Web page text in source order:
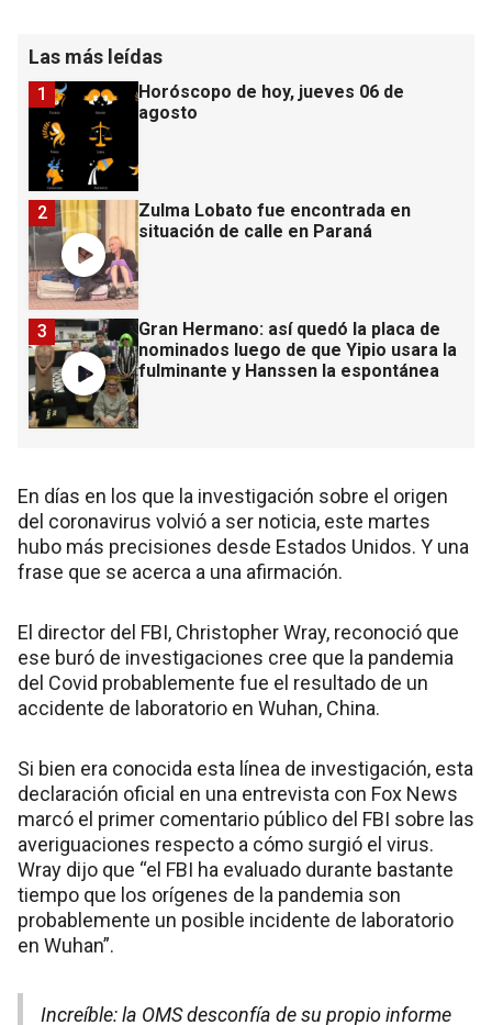
Las más leídas
Horóscopo de hoy, jueves 06 de
agosto
1
Zulma Lobato fue encontrada en
situación de calle en Paraná
2
Gran Hermano: así quedó la placa de
nominados luego de que Yipio usara la
fulminante y Hanssen la espontánea
3
En días en los que la investigación sobre el origen
del coronavirus volvió a ser noticia, este martes
hubo más precisiones desde Estados Unidos. Y una
frase que se acerca a una afirmación.
El director del FBI, Christopher Wray, reconoció que
ese buró de investigaciones cree que la pandemia
del Covid probablemente fue el resultado de un
accidente de laboratorio en Wuhan, China.
Si bien era conocida esta línea de investigación, esta
declaración oficial en una entrevista con Fox News
marcó el primer comentario público del FBI sobre las
averiguaciones respecto a cómo surgió el virus.
Wray dijo que “el FBI ha evaluado durante bastante
tiempo que los orígenes de la pandemia son
probablemente un posible incidente de laboratorio
en Wuhan”.
Increíble: la OMS desconfía de su propio informe